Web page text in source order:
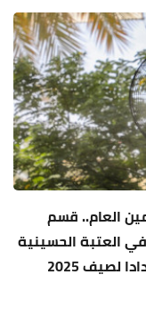
العام.. قسم
العتبة الحسينية
ينجز أعمال تبريد واسعة النطاق استعدادا لصيف 2025